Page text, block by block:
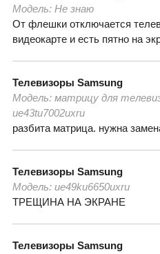
Модель: Не знаю
От флешки отключается
видеокарте и есть пятно на
Телевизоры Samsung
Модель: матрицу для
ue43tu7002uxru
разбита матрица. нужна
Телевизоры Samsung
Модель: ue49ku6650uxru
ТРЕЩИНА НА ЭКРАНЕ
Телевизоры Samsung